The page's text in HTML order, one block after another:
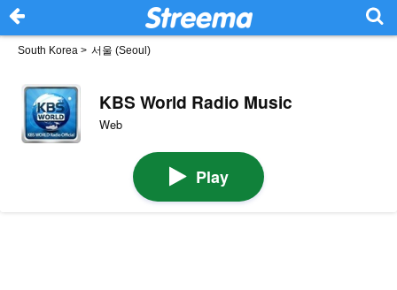
South Korea > 서울 (Seoul)
KBS World Radio Music
Web
Play